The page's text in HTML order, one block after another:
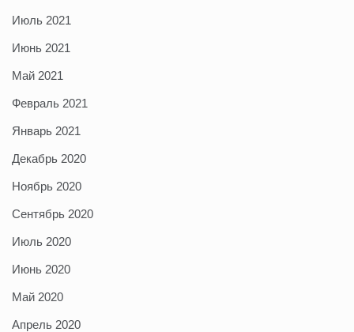
Июль 2021
Июнь 2021
Май 2021
Февраль 2021
Январь 2021
Декабрь 2020
Ноябрь 2020
Сентябрь 2020
Июль 2020
Июнь 2020
Май 2020
Апрель 2020